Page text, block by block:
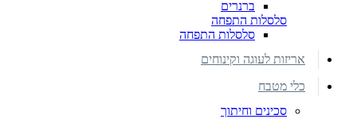
ברנרים
סלסלות התפחה
סלסלות התפחה
אריזות לעוגה וקינוחים
כלי מטבח
סכינים וחיתוך